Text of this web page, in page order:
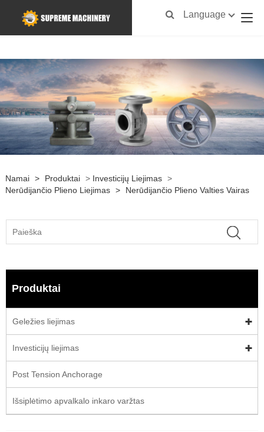
Language
Namai > Produktai > Investicijų Liejimas >
Nerūdijančio Plieno Liejimas > Nerūdijančio Plieno Valties Vairas
Produktai
Geležies liejimas
Investicijų liejimas
Post Tension Anchorage
Išsiplėtimo apvalkalo inkaro varžtas